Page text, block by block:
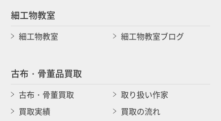
細工物教室
細工物教室 細工物教室ブログ
古布・骨董品買取
古布・骨董買取
取り扱い作家
買取実績
買取の流れ